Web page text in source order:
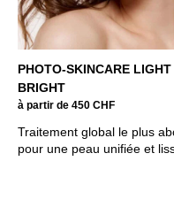
PHOTO-SKINCARE
BRIGHT
à partir de 450 CHF
Traitement global le plus
pour une peau unifiée et